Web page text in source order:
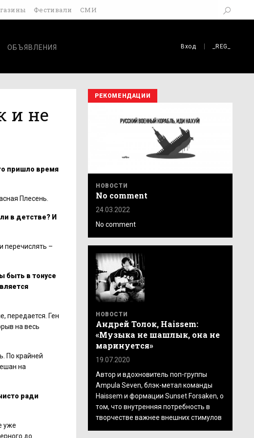
Фестивали СМИ
ОБЪЯВЛЕНИЯ Вход _REG_
и не
пришло время
Плесень.
в детстве? И
перечислять –
быть в тонусе
передается. Ген
на весь
По крайней
на
ради
уже
до
РЕКОМЕНДАЦИИ
НОВОСТИ
No comment
24.03.2022
No comment
НОВОСТИ
Андрей Толок, Haissem:
«Музыка не шашлык, она не
маринуется»
19.07.2020
Автор и вдохновитель поп-группы
Ampula Seven, блэк-метал команды
Haissem и формации Sunset Forsaken, о
том, что внутренняя потребность в
творчестве важнее внешних стимулов